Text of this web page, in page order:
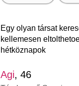
Egy olyan társat
kellemesen
hétköznapok
Agi, 46